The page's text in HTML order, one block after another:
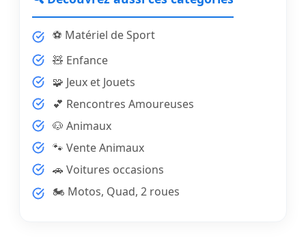
⚽ Matériel de Sport
🧸 Enfance
🧩 Jeux et Jouets
💕 Rencontres Amoureuses
🐶 Animaux
🐾 Vente Animaux
🚗 Voitures occasions
🏍️ Motos, Quad, 2 roues